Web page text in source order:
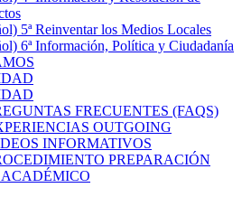
5ª Reinventar los Medios Locales
6ª Información, Política y Ciudadanía
FRECUENTES (FAQS)
OUTGOING
INFORMATIVOS
PREPARACIÓN